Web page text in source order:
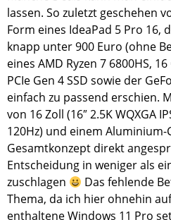
lassen. So zuletzt geschehen
Form eines IdeaPad 5 Pro 16,
knapp unter 900 Euro (ohne
eines AMD Ryzen 7 6800HS,
PCIe Gen 4 SSD sowie der
einfach zu passend erschien.
von 16 Zoll (16″ 2.5K WQXGA
120Hz) und einem Aluminium-
Gesamtkonzept direkt
Entscheidung in weniger als
zuschlagen
Das fehlende
Thema, da ich hier ohnehin
enthaltene Windows 11 Pro